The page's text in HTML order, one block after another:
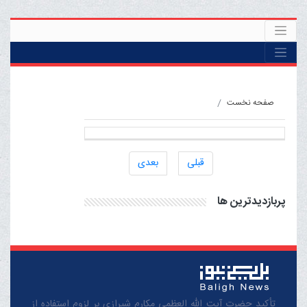
صفحه نخست
قبلی بعدی
پربازدیدترین ها